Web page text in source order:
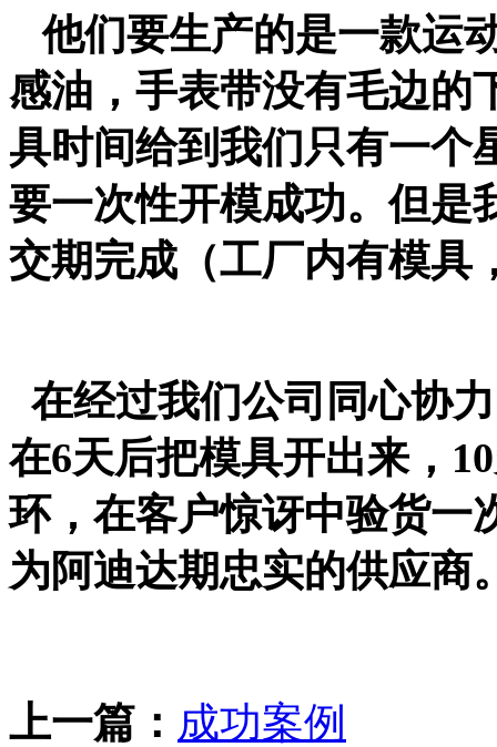
他们要生产的是一款运
感油，手表带没有毛边的
具时间给到我们只有一个
要一次性开模成功。但是
交期完成（工厂内有模具
在经过我们公司同心协
在6天后把模具开出来， 10
环，在客户惊讶中验货一
为阿迪达期忠实的供应商
上一篇： 成功案例